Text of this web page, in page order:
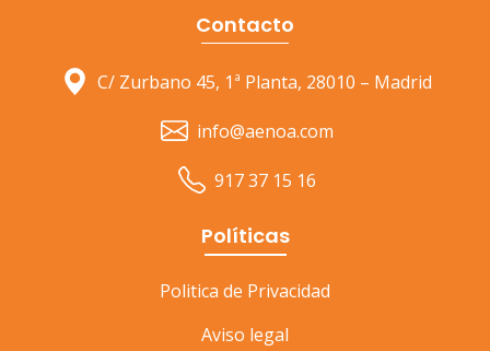
Contacto
C/ Zurbano 45, 1ª Planta, 28010 – Madrid
info@aenoa.com
917 37 15 16
Políticas
Politica de Privacidad
Aviso legal